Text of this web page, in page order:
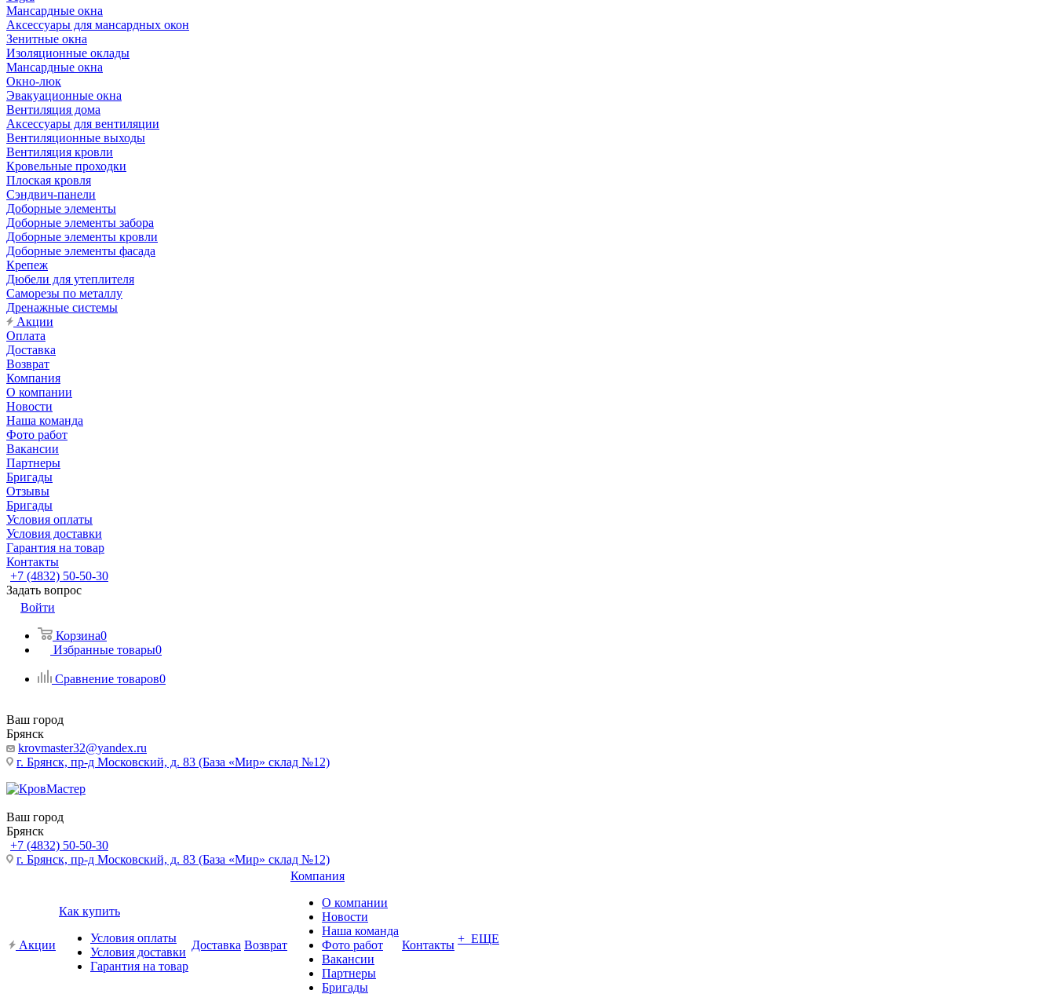
Мансардные окна
Аксессуары для мансардных окон
Зенитные окна
Изоляционные оклады
Мансардные окна
Окно-люк
Эвакуационные окна
Вентиляция дома
Аксессуары для вентиляции
Вентиляционные выходы
Вентиляция кровли
Кровельные проходки
Плоская кровля
Сэндвич-панели
Доборные элементы
Доборные элементы забора
Доборные элементы кровли
Доборные элементы фасада
Крепеж
Дюбели для утеплителя
Саморезы по металлу
Дренажные системы
Акции
Оплата
Доставка
Возврат
Компания
О компании
Новости
Наша команда
Фото работ
Вакансии
Партнеры
Бригады
Отзывы
Бригады
Условия оплаты
Условия доставки
Гарантия на товар
Контакты
+7 (4832) 50-50-30
Задать вопрос
Войти
Корзина0
Избранные товары0
Сравнение товаров0
Ваш город
Брянск
krovmaster32@yandex.ru
г. Брянск, пр-д Московский, д. 83 (База «Мир» склад №12)
Ваш город
Брянск
+7 (4832) 50-50-30
г. Брянск, пр-д Московский, д. 83 (База «Мир» склад №12)
Акции
Как купить
Условия оплаты
Условия доставки
Гарантия на товар
Доставка Возврат
Компания
О компании
Новости
Наша команда
Фото работ
Вакансии
Партнеры
Бригады
Контакты + ЕЩЕ